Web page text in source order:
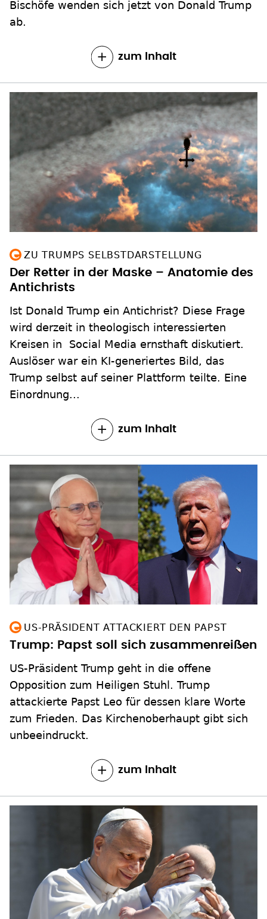
Bischöfe wenden sich jetzt von Donald Trump
ab.
zum Inhalt
ZU TRUMPS SELBSTDARSTELLUNG
Der Retter in der Maske – Anatomie des
Antichrists
Ist Donald Trump ein Antichrist? Diese Frage
wird derzeit in theologisch interessierten
Kreisen in Social Media ernsthaft diskutiert.
Auslöser war ein KI-generiertes Bild, das
Trump selbst auf seiner Plattform teilte. Eine
Einordnung...
zum Inhalt
US-PRÄSIDENT ATTACKIERT DEN PAPST
Trump: Papst soll sich zusammenreißen
US-Präsident Trump geht in die offene
Opposition zum Heiligen Stuhl. Trump
attackierte Papst Leo für dessen klare Worte
zum Frieden. Das Kirchenoberhaupt gibt sich
unbeeindruckt.
zum Inhalt